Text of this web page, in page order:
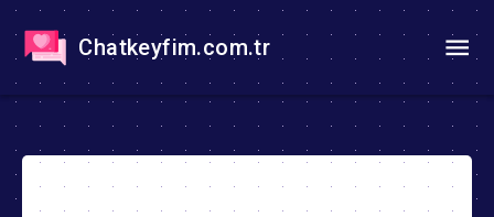
Chatkeyfim.com.tr